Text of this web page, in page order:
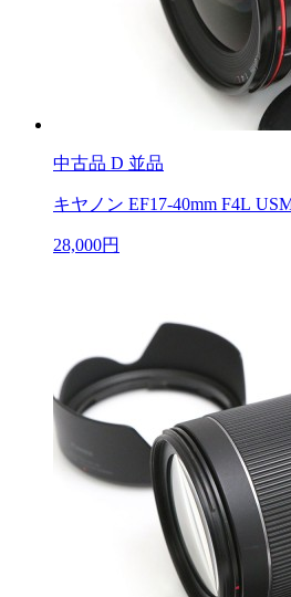
中古品 D 並品
キヤノン EF17-40mm F4L
28,000円